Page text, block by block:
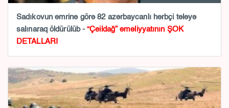
Sadıkovun əmrinə görə 82 azərbaycanlı hərbçi tələyə
salınaraq öldürülüb -“Çeildağ” əməliyyatının ŞOK
DETALLARI